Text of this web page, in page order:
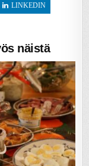
LINKEDIN
näistä